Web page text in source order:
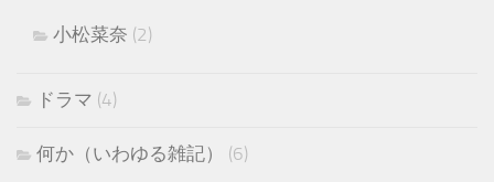
小松菜奈 (2)
ドラマ (4)
何か（いわゆる雑記）
(6)